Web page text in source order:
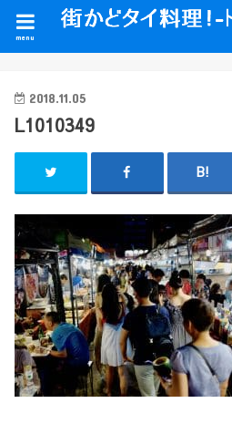
menu
2018.11.05
L1010349